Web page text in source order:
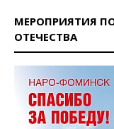
МЕРОПРИЯТИЯ
ОТЕЧЕСТВА